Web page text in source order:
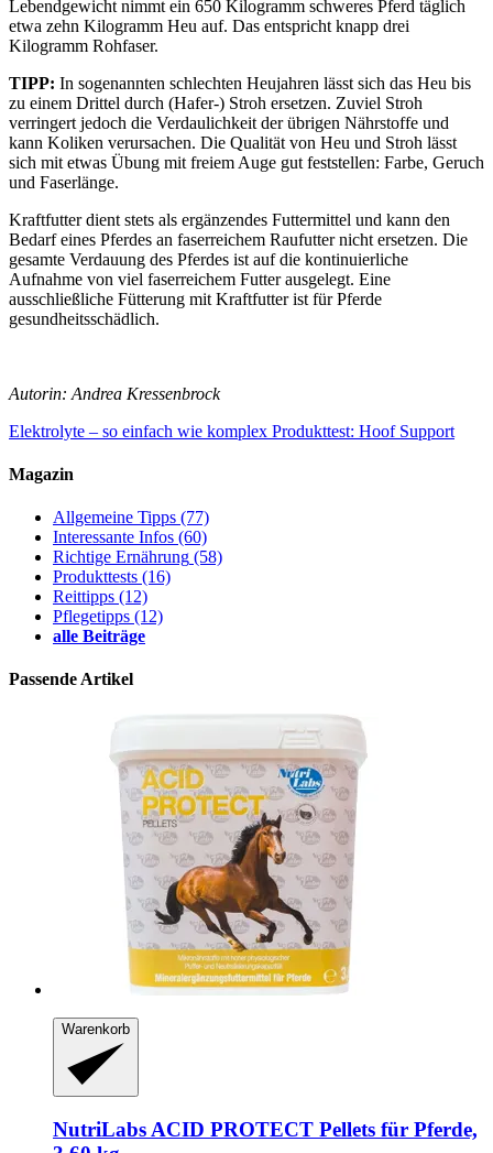
Lebendgewicht nimmt ein 650 Kilogramm schweres Pferd täglich
etwa zehn Kilogramm Heu auf. Das entspricht knapp drei
Kilogramm Rohfaser.
TIPP: In sogenannten schlechten Heujahren lässt sich das Heu bis
zu einem Drittel durch (Hafer-) Stroh ersetzen. Zuviel Stroh
verringert jedoch die Verdaulichkeit der übrigen Nährstoffe und
kann Koliken verursachen. Die Qualität von Heu und Stroh lässt
sich mit etwas Übung mit freiem Auge gut feststellen: Farbe, Geruch
und Faserlänge.
Kraftfutter dient stets als ergänzendes Futtermittel und kann den
Bedarf eines Pferdes an faserreichem Raufutter nicht ersetzen. Die
gesamte Verdauung des Pferdes ist auf die kontinuierliche
Aufnahme von viel faserreichem Futter ausgelegt. Eine
ausschließliche Fütterung mit Kraftfutter ist für Pferde
gesundheitsschädlich.
Autorin: Andrea Kressenbrock
Elektrolyte – so einfach wie komplex Produkttest: Hoof Support
Magazin
Allgemeine Tipps (77)
Interessante Infos (60)
Richtige Ernährung (58)
Produkttests (16)
Reittipps (12)
Pflegetipps (12)
alle Beiträge
Passende Artikel
Warenkorb
NutriLabs ACID PROTECT Pellets für Pferde,